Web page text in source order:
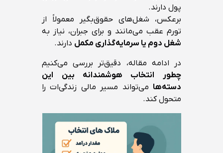
پول دارند.
برعکس، شغل‌های حقوق‌بگیر معمولاً از
تورم عقب می‌مانند و برای جبران، نیاز به
شغل دوم یا سرمایه‌گذاری مکمل دارند.
در ادامه مقاله، دقیق‌تر بررسی می‌کنیم
چطور انتخاب هوشمندانه بین این
دسته‌ها می‌تواند مسیر مالی زندگی‌ات را
متحول کند.